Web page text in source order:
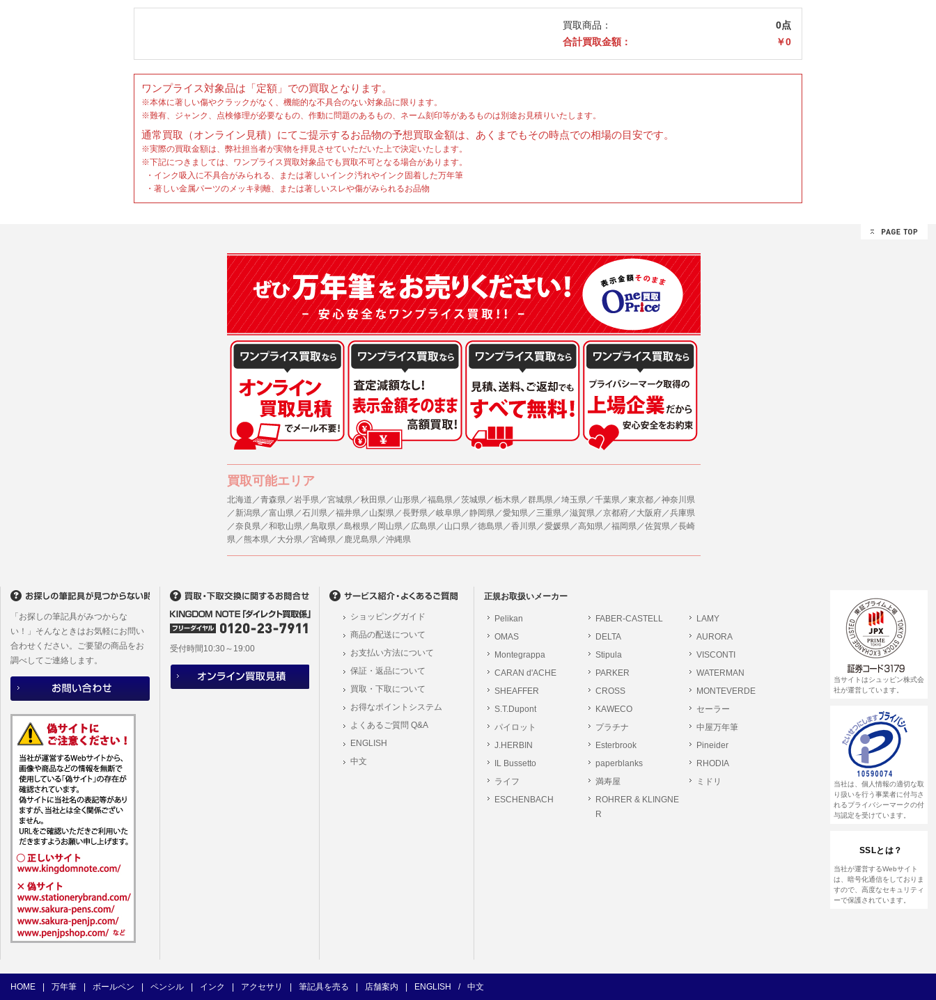
買取商品：
0点
合計買取金額：
￥0
ワンプライス対象品は「定額」での買取となります。
※本体に著しい傷やクラックがなく、機能的な不具合のない対象品に限ります。
※難有、ジャンク、点検修理が必要なもの、作動に問題のあるもの、ネーム刻印等があるものは別途お見積りいたします。
通常買取（オンライン見積）にてご提示するお品物の予想買取金額は、あくまでもその時点での相場の目安です。
※実際の買取金額は、弊社担当者が実物を拝見させていただいた上で決定いたします。
※下記につきましては、ワンプライス買取対象品でも買取不可となる場合があります。
・インク吸入に不具合がみられる、または著しいインク汚れやインク固着した万年筆
・著しい金属パーツのメッキ剥離、または著しいスレや傷がみられるお品物
買取可能エリア
北海道／青森県／岩手県／宮城県／秋田県／山形県／福島県／茨城県／栃木県／群馬県／埼玉県／千葉県／東京都／神奈川県
／新潟県／富山県／石川県／福井県／山梨県／長野県／岐阜県／静岡県／愛知県／三重県／滋賀県／京都府／大阪府／兵庫県
／奈良県／和歌山県／鳥取県／島根県／岡山県／広島県／山口県／徳島県／香川県／愛媛県／高知県／福岡県／佐賀県／長崎
県／熊本県／大分県／宮崎県／鹿児島県／沖縄県
正規お取扱いメーカー
Pelikan FABER-CASTELL
LAMY
OMAS
DELTA
AURORA
Montegrappa
Stipula
VISCONTI
CARAN d'ACHE
PARKER
WATERMAN
SHEAFFER
CROSS
MONTEVERDE
S.T.Dupont
KAWECO
セーラー
パイロット
プラチナ
中屋万年筆
J.HERBIN
Esterbrook
Pineider
IL Bussetto
paperblanks
RHODIA
ライフ
満寿屋
ミドリ
ESCHENBACH
ROHRER & KLINGNE
R
「お探しの筆記具がみつからな
い！」そんなときはお気軽にお問い
合わせください。ご要望の商品をお
調べしてご連絡します。
受付時間10:30～19:00
ショッピングガイド
商品の配送について
お支払い方法について
保証・返品について
買取・下取について
お得なポイントシステム
よくあるご質問 Q&A
ENGLISH
中文
当サイトはシュッピン株式会
社が運営しています。
当社は、個人情報の適切な取
り扱いを行う事業者に付与さ
れるプライバシーマークの付
与認定を受けています。
SSLとは？
当社が運営するWebサイト
は、暗号化通信をしておりま
すので、高度なセキュリティ
ーで保護されています。
HOME 万年筆 ボールペン ペンシル インク アクセサリ 筆記具を売る 店舗案内 ENGLISH / 中文